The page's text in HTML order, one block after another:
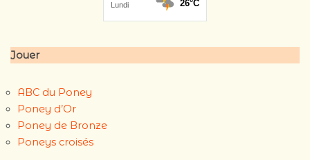
Jouer
ABC du Poney
Poney d’Or
Poney de Bronze
Poneys croisés